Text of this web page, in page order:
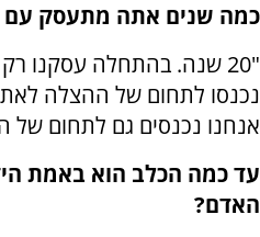
כמה שנים אתה מתעסק עם
נכנסו לתחום של ההצלה
אנחנו נכנסים גם לתחום של
עד כמה הכלב הוא באמת
האדם?